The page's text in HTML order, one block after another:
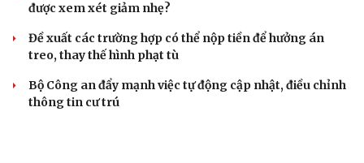
được xem xét giảm nhẹ?
Đề xuất các trường hợp có thể nộp tiền để hưởng án
treo, thay thế hình phạt tù
Bộ Công an đẩy mạnh việc tự động cập nhật, điều chỉnh
thông tin cư trú